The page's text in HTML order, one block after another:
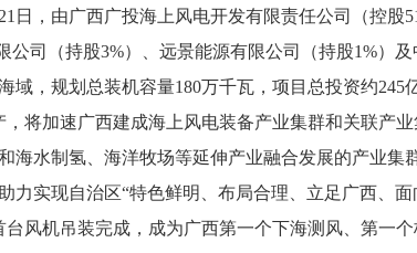
日，由广西广投海上风电开发有限责任公司（控股
司（持股3%）、远景能源有限公司（持股1%）
，规划总装机容量180万千瓦，项目总投资约
将加速广西建成海上风电装备产业集群和关联产
水制氢、海洋牧场等延伸产业融合发展的产业集
实现自治区“特色鲜明、布局合理、立足广西、面
风机吊装完成，成为广西第一个下海测风、第一